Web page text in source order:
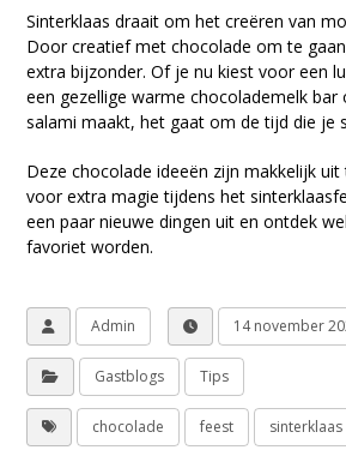
Sinterklaas draait om het creëren van
Door creatief met chocolade om te
extra bijzonder. Of je nu kiest voor een
een gezellige warme chocolademelk
salami maakt, het gaat om de tijd die je
Deze chocolade ideeën zijn makkelijk
voor extra magie tijdens het
een paar nieuwe dingen uit en ontdek
favoriet worden.
Admin 14 november
Gastblogs Tips
chocolade feest sinterklaas